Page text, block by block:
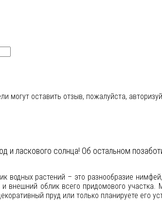
могут оставить отзыв, пожалуйста,
и ласкового солнца! Об остальном
водных растений – это разнообразие
внешний облик всего придомового
пруд или только планируете